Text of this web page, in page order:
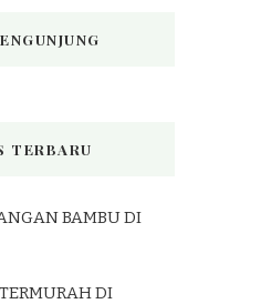
TERBARU
BAMBU DI
DI